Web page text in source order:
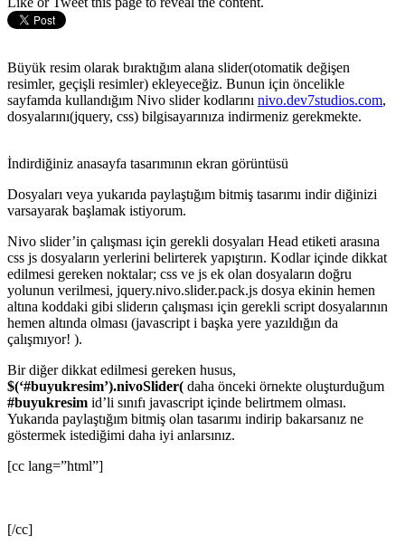
Büyük resim olarak bıraktığım alana slider(otomatik değişen
resimler, geçişli resimler) ekleyeceğiz. Bunun için öncelikle
sayfamda kullandığım Nivo slider kodlarını nivo.dev7studios.com,
dosyalarını(jquery, css) bilgisayarınıza indirmeniz gerekmekte.
İndirdiğiniz anasayfa tasarımının ekran görüntüsü
Dosyaları veya yukarıda paylaştığım bitmiş tasarımı indir diğinizi
varsayarak başlamak istiyorum.
Nivo slider’in çalışması için gerekli dosyaları Head etiketi arasına
css js dosyaların yerlerini belirterek yapıştırın. Kodlar içinde dikkat
edilmesi gereken noktalar; css ve js ek olan dosyaların doğru
yolunun verilmesi, jquery.nivo.slider.pack.js dosya ekinin hemen
altına koddaki gibi sliderın çalışması için gerekli script dosyalarının
hemen altında olması (javascript i başka yere yazıldığın da
çalışmıyor! ).
Bir diğer dikkat edilmesi gereken husus,
$(‘#buyukresim’).nivoSlider( daha önceki örnekte oluşturduğum
#buyukresim id’li sınıfı javascript içinde belirtmem olması.
Yukarıda paylaştığım bitmiş olan tasarımı indirip bakarsanız ne
göstermek istediğimi daha iyi anlarsınız.
[cc lang=”html”]
[/cc]